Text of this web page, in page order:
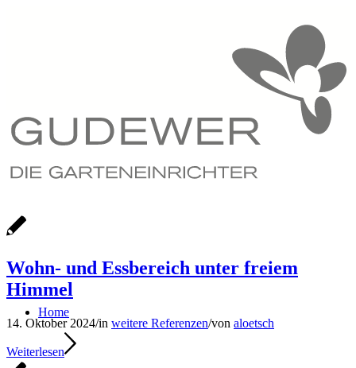
Home
Wohn- und Essbereich unter freiem
Himmel
14. Oktober 2024/in weitere Referenzen/von aloetsch
Weiterlesen